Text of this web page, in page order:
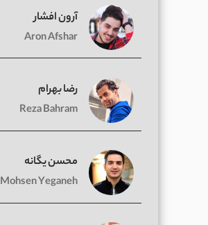
آرون افشار
Aron Afshar
رضا بهرام
Reza Bahram
محسن یگانه
Mohsen Yeganeh